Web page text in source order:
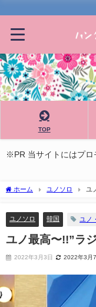
TOP
※PR 当サイトにはプロ
ホーム ユノソロ ユ
ユノソロ 韓国 ユノ
ユノ最高〜!!”ラ
2022年3月3日 2022年3月7